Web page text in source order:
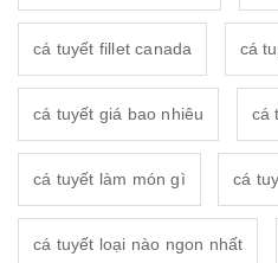
cá tuyết fillet canada cá
cá tuyết giá bao nhiêu cá
cá tuyết làm món gì cá
cá tuyết loại nào ngon nhất